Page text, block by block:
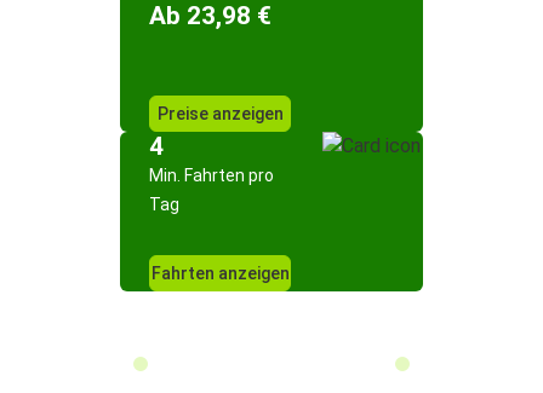
Ab 23,98 €
Preise anzeigen
4
Min. Fahrten pro
Tag
Fahrten anzeigen